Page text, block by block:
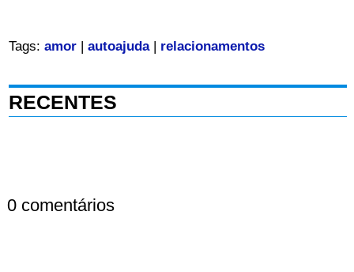
Tags: amor| autoajuda| relacionamentos
RECENTES
0 comentários